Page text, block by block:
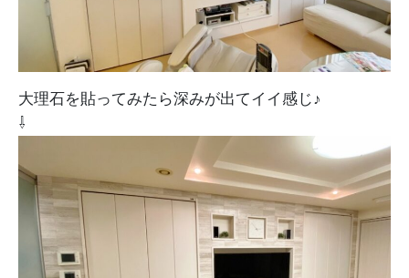
大理石を貼ってみたら深みが出てイイ感じ♪
⇩